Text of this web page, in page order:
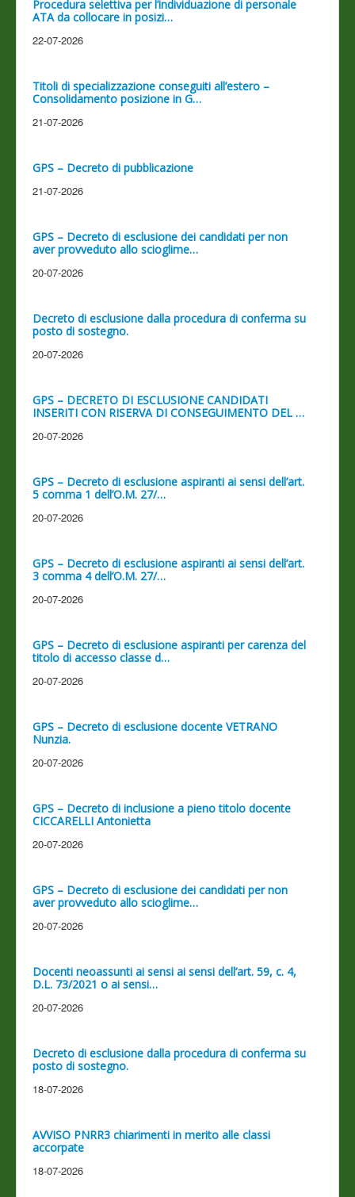
Procedura selettiva per l’individuazione di personale
ATA da collocare in posizi…
22-07-2026
Titoli di specializzazione conseguiti all’estero –
Consolidamento posizione in G…
21-07-2026
GPS – Decreto di pubblicazione
21-07-2026
GPS – Decreto di esclusione dei candidati per non
aver provveduto allo scioglime…
20-07-2026
Decreto di esclusione dalla procedura di conferma su
posto di sostegno.
20-07-2026
GPS – DECRETO DI ESCLUSIONE CANDIDATI
INSERITI CON RISERVA DI CONSEGUIMENTO DEL …
20-07-2026
GPS – Decreto di esclusione aspiranti ai sensi dell’art.
5 comma 1 dell’O.M. 27/…
20-07-2026
GPS – Decreto di esclusione aspiranti ai sensi dell’art.
3 comma 4 dell’O.M. 27/…
20-07-2026
GPS – Decreto di esclusione aspiranti per carenza del
titolo di accesso classe d…
20-07-2026
GPS – Decreto di esclusione docente VETRANO
Nunzia.
20-07-2026
GPS – Decreto di inclusione a pieno titolo docente
CICCARELLI Antonietta
20-07-2026
GPS – Decreto di esclusione dei candidati per non
aver provveduto allo scioglime…
20-07-2026
Docenti neoassunti ai sensi ai sensi dell’art. 59, c. 4,
D.L. 73/2021 o ai sensi…
20-07-2026
Decreto di esclusione dalla procedura di conferma su
posto di sostegno.
18-07-2026
AVVISO PNRR3 chiarimenti in merito alle classi
accorpate
18-07-2026